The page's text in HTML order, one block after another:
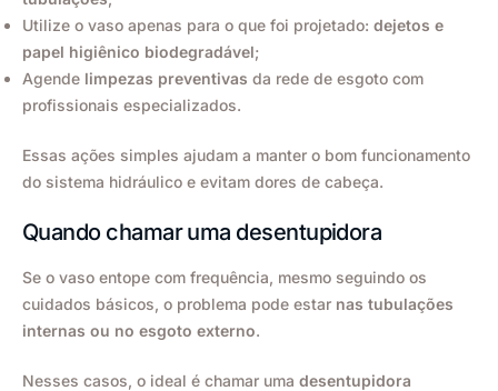
Utilize o vaso apenas para o que foi projetado: dejetos e
papel higiênico biodegradável;
Agende limpezas preventivas da rede de esgoto com
profissionais especializados.
Essas ações simples ajudam a manter o bom funcionamento
do sistema hidráulico e evitam dores de cabeça.
Quando chamar uma desentupidora
Se o vaso entope com frequência, mesmo seguindo os
cuidados básicos, o problema pode estar nas tubulações
internas ou no esgoto externo.
Nesses casos, o ideal é chamar uma desentupidora